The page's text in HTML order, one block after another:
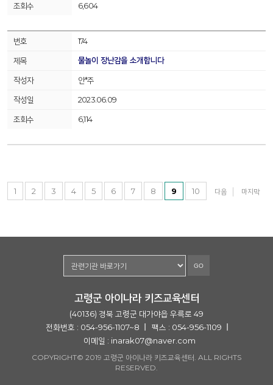
6,604
174
물놀이 장난감을 소개합니다
안*주
2023.06.09
6,114
1 2 3 4 5 6 7 8 9 10 다음 마지막
고령군 아이나라 키즈교육센터
(40136) 경북 고령군 대가야읍 우륵로 49
전화번호 : 054-956-1107~8
팩스 : 054-956-1109
이메일 : inarak07@naver.com
COPYRIGHT© 2019 고령군 아이나라 키즈교육센터. ALL RIGHTS
RESERVED.
GO